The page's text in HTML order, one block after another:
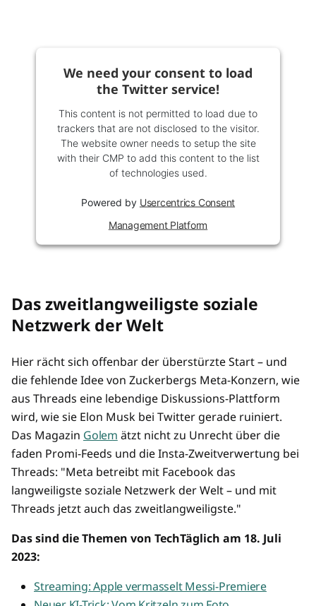
We need your consent to load
the Twitter service!
This content is not permitted to load due to
trackers that are not disclosed to the visitor.
The website owner needs to setup the site
with their CMP to add this content to the list
of technologies used.
Powered by Usercentrics Consent
Management Platform
Das zweitlangweiligste soziale
Netzwerk der Welt
Hier rächt sich offenbar der überstürzte Start – und
die fehlende Idee von Zuckerbergs Meta-Konzern, wie
aus Threads eine lebendige Diskussions-Plattform
wird, wie sie Elon Musk bei Twitter gerade ruiniert.
Das Magazin Golem ätzt nicht zu Unrecht über die
faden Promi-Feeds und die Insta-Zweitverwertung bei
Threads: "Meta betreibt mit Facebook das
langweiligste soziale Netzwerk der Welt – und mit
Threads jetzt auch das zweitlangweiligste."
Das sind die Themen von TechTäglich am 18. Juli
2023:
Streaming: Apple vermasselt Messi-Premiere